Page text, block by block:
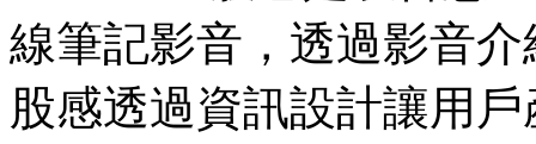
線筆記影音，透過影音
股感透過資訊設計讓用